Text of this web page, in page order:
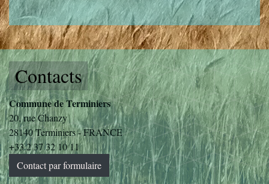
Contacts
Commune de Terminiers
20, rue Chanzy
28140 Terminiers - FRANCE
+33 2 37 32 10 11
Contact par formulaire